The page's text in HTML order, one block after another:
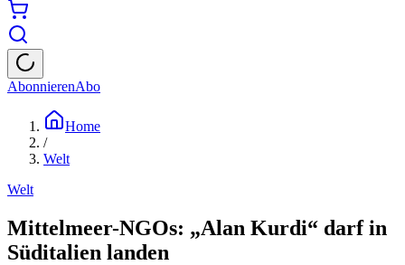
AbonnierenAbo
Home
/
Welt
Welt
Mittelmeer-NGOs: „Alan Kurdi“ darf in
Süditalien landen